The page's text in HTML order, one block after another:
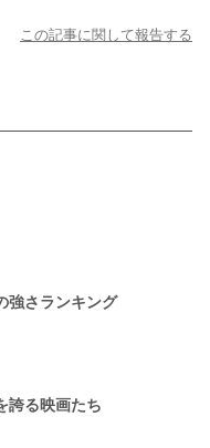
この記事に関して報告する
強さランキング
誇る映画たち